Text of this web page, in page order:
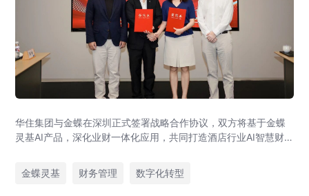
华住集团与金蝶在深圳正式签署战略合作协议，双方将基于金蝶
灵基AI产品，深化业财一体化应用，共同打造酒店行业AI智慧财
金蝶灵基
财务管理 数字化转型